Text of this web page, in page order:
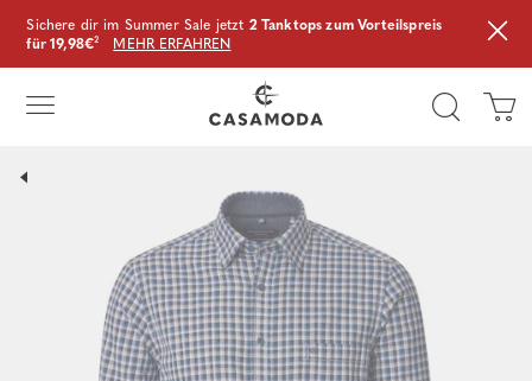
Sichere dir im Summer Sale jetzt 2 Tanktops zum Vorteilspreis
für 19,98€² MEHR ERFAHREN